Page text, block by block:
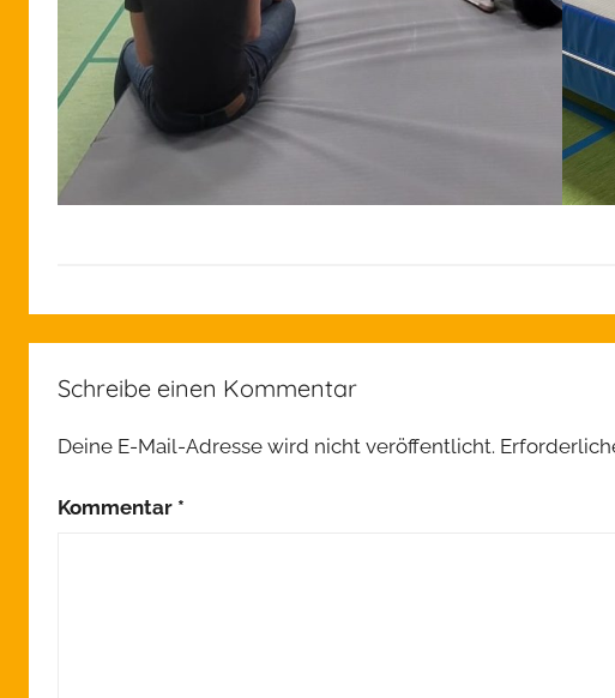
l
e
e
Schreibe einen Kommentar
Deine E-Mail-Adresse wird nicht veröffentlicht.
Kommentar *